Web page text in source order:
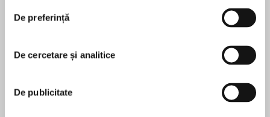
De preferință
De cercetare și analitice
De publicitate
Somehow Paddington always manages to find
himself in strange situations. From a squishy
transit to a case of mistaken identity, there’s
never a dull moment when a certain bear is
pentru această carte
Michael Bond was born in Newbury, Berkshire on